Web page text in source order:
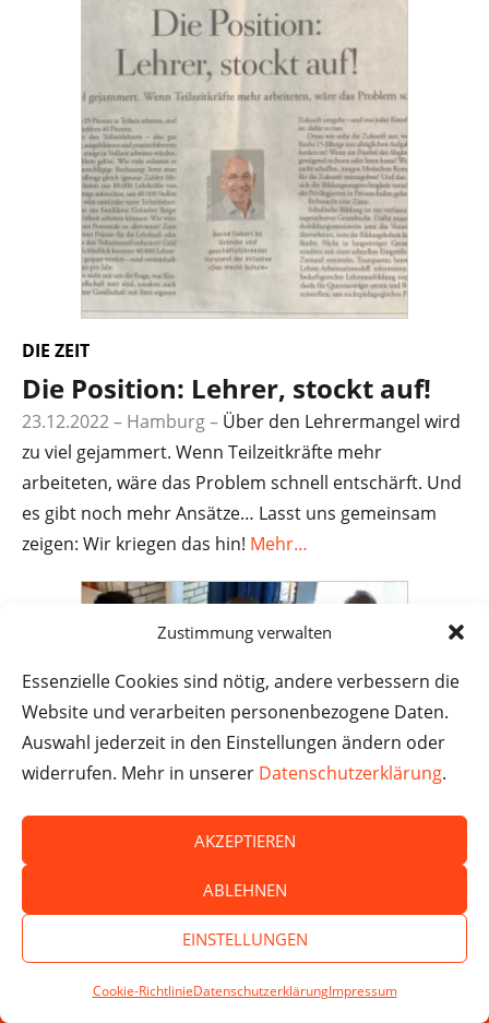
Zustimmung verwalten
Essenzielle Cookies sind nötig, andere verbessern die
Website und verarbeiten personenbezogene Daten.
Auswahl jederzeit in den Einstellungen ändern oder
widerrufen. Mehr in unserer Datenschutzerklärung.
AKZEPTIEREN
ABLEHNEN
EINSTELLUNGEN
Cookie-RichtlinieDatenschutzerklärungImpressum
DIE ZEIT
Die Position: Lehrer, stockt auf!
23.12.2022 – Hamburg– Über den Lehrermangel wird
zu viel gejammert. Wenn Teilzeitkräfte mehr
arbeiteten, wäre das Problem schnell entschärft. Und
es gibt noch mehr Ansätze… Lasst uns gemeinsam
zeigen: Wir kriegen das hin! Mehr…
ZDF logo! zu Besuch an der
SPENDEN